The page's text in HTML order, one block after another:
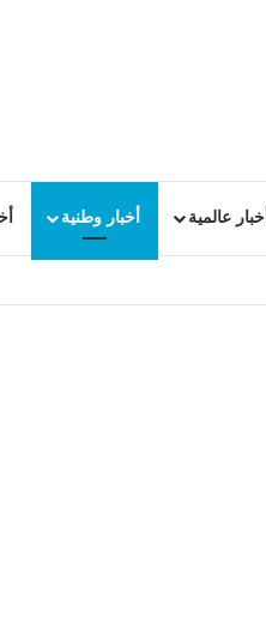
أخبار عالمية أخبار وطنية